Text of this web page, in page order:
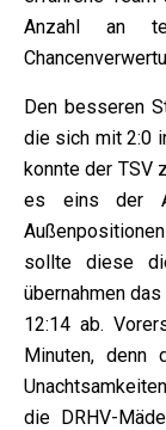
Anzahl an
Den besseren
die sich mit 2:0
konnte der TSV
es eins der
sollte diese
übernahmen
12:14 ab.
Minuten, denn
die DRHV-